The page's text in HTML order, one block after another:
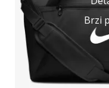
Brzi